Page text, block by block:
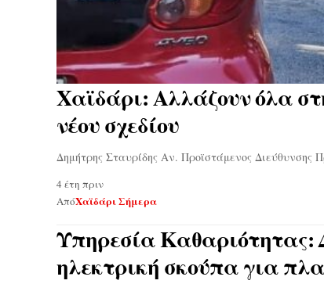
Χαϊδάρι: Αλλάζουν όλα
νέου σχεδίου
Δημήτρης Σταυρίδης Αν. Προϊστάμενος
4 έτη πριν
ΑπόΧαϊδάρι Σήμερα
Υπηρεσία
ηλεκτρική σκούπα για